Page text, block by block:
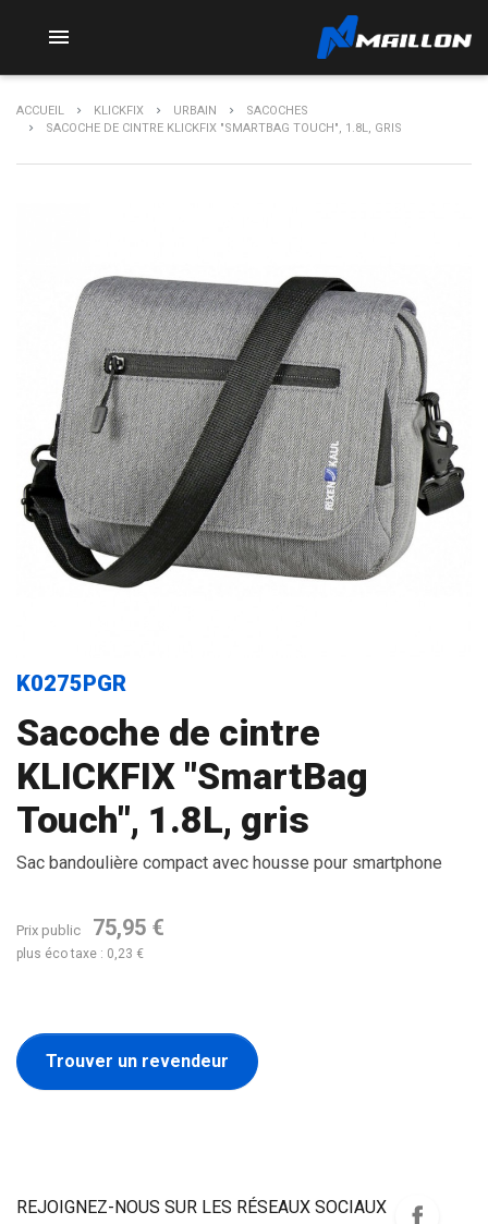

ACCUEIL KLICKFIX URBAIN
SACOCHES
SACOCHE DE CINTRE KLICKFIX "SMARTBAG TOUCH", 1.8L, GRIS
K0275PGR
Sacoche de cintre
KLICKFIX "SmartBag
Touch", 1.8L, gris
Sac bandoulière compact avec housse pour smartphone
Prix public 75,95 €
plus éco taxe : 0,23 €
Trouver un revendeur
REJOIGNEZ-NOUS SUR LES RÉSEAUX SOCIAUX